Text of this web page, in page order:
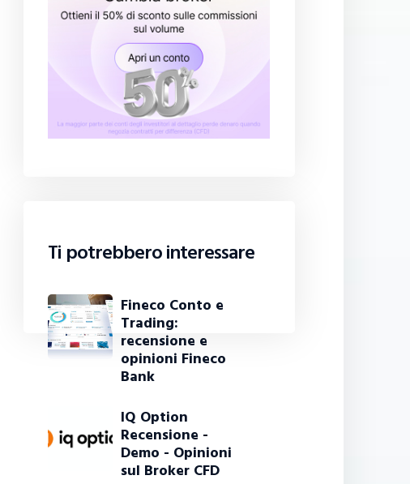
Ti potrebbero interessare
Fineco Conto e
Trading:
recensione e
opinioni Fineco
Bank
IQ Option
Recensione -
Demo - Opinioni
sul Broker CFD